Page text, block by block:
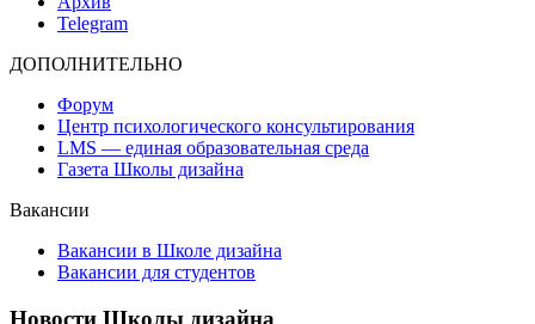
Telegram
ДОПОЛНИТЕЛЬНО
Форум
Центр психологического консультирования
LMS — единая образовательная среда
Газета Школы дизайна
Вакансии
Вакансии в Школе дизайна
Вакансии для студентов
Новости Школы дизайна